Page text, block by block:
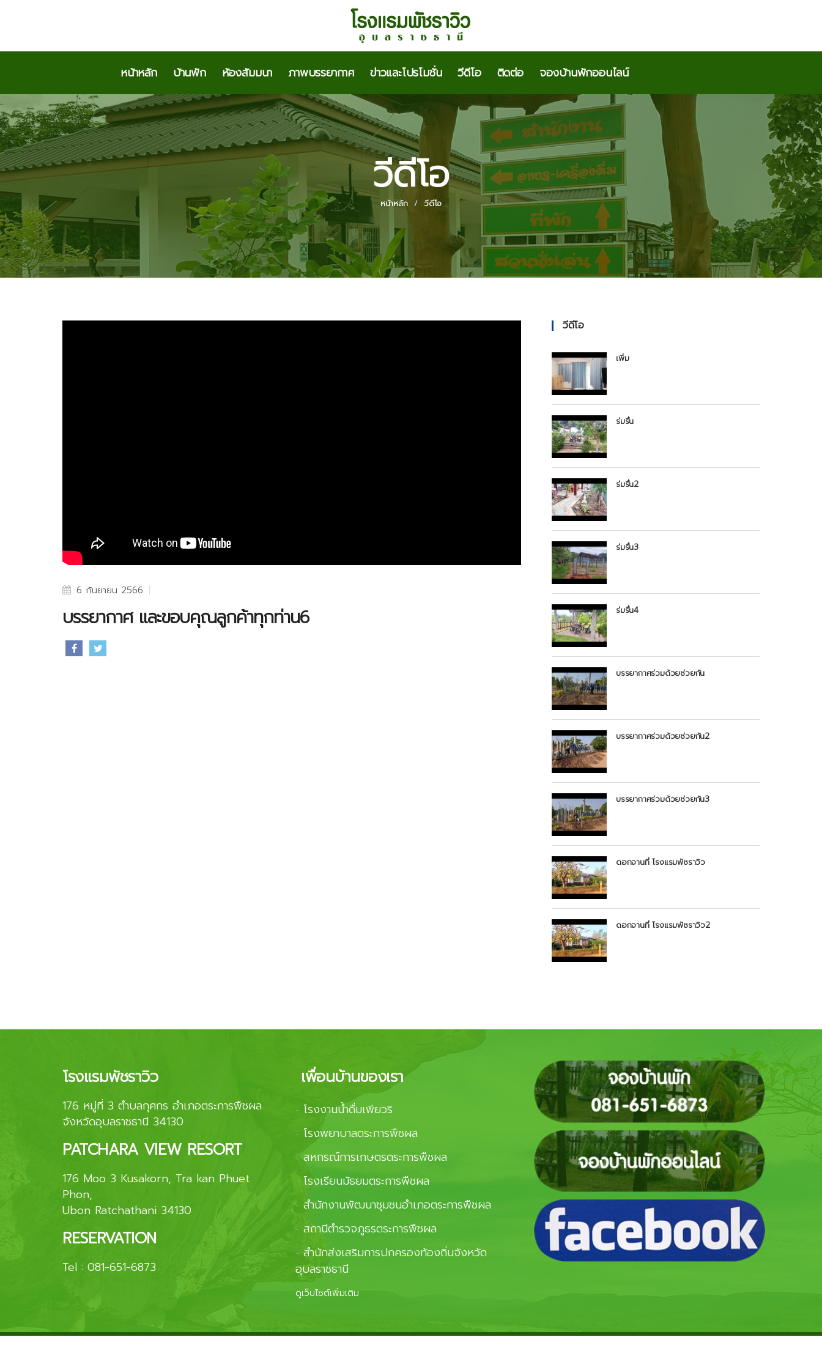
หน้าหลัก บ้านพัก ห้องสัมมนา ภาพบรรยากาศ ข่าวและโปรโมชั่น วีดีโอ ติดต่อ จองบ้านพักออนไลน์
วีดีโอ
หน้าหลัก วีดีโอ
6 กันยายน 2566
บรรยากาศ และขอบคุณลูกค้าทุกท่าน6
วีดีโอ
เพิ่ม
ร่มรื่น
ร่มรื่น2
ร่มรื่น3
ร่มรื่น4
บรรยากาศร่วมด้วยช่วยกัน
บรรยากาศร่วมด้วยช่วยกัน2
บรรยากาศร่วมด้วยช่วยกัน3
ดอกจานที่ โรงแรมพัชราวิว
ดอกจานที่ โรงแรมพัชราวิว2
โรงแรมพัชราวิว
176 หมู่ที่ 3 ตำบลกุศกร อำเภอตระการพืชผล
จังหวัดอุบลราชธานี 34130
PATCHARA VIEW RESORT
176 Moo 3 Kusakorn, Tra kan Phuet
Phon,
Ubon Ratchathani 34130
RESERVATION
Tel : 081-651-6873
เพื่อนบ้านของเรา
- โรงงานน้ำดื่มเพียวริ
- โรงพยาบาลตระการพืชผล
-สหกรณ์การเกษตรตระการพืชผล
- โรงเรียนมัธยมตระการพืชผล
- สำนักงานพัฒนาชุมชนอำเภอตระการพืชผล
- สถานีตำรวจภูธรตระการพืชผล
- สำนักส่งเสริมการปกครองท้องถิ่นจังหวัด
อุบลราชธานี
ดูเว็บไซต์เพิ่มเติม